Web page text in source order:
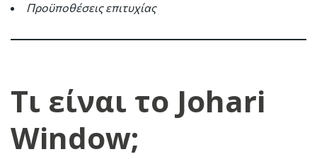
Προϋποθέσεις επιτυχίας
Τι είναι τo Johari
Window;